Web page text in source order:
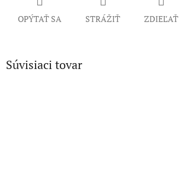
OPÝTAŤ SA STRÁŽIŤ ZDIEĽAŤ
Súvisiaci tovar